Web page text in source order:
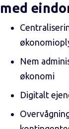
med
Nem
økonomi
Digitalt